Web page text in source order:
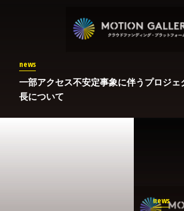
news
一部アクセス不安定事象に伴うプロジ
長について
news